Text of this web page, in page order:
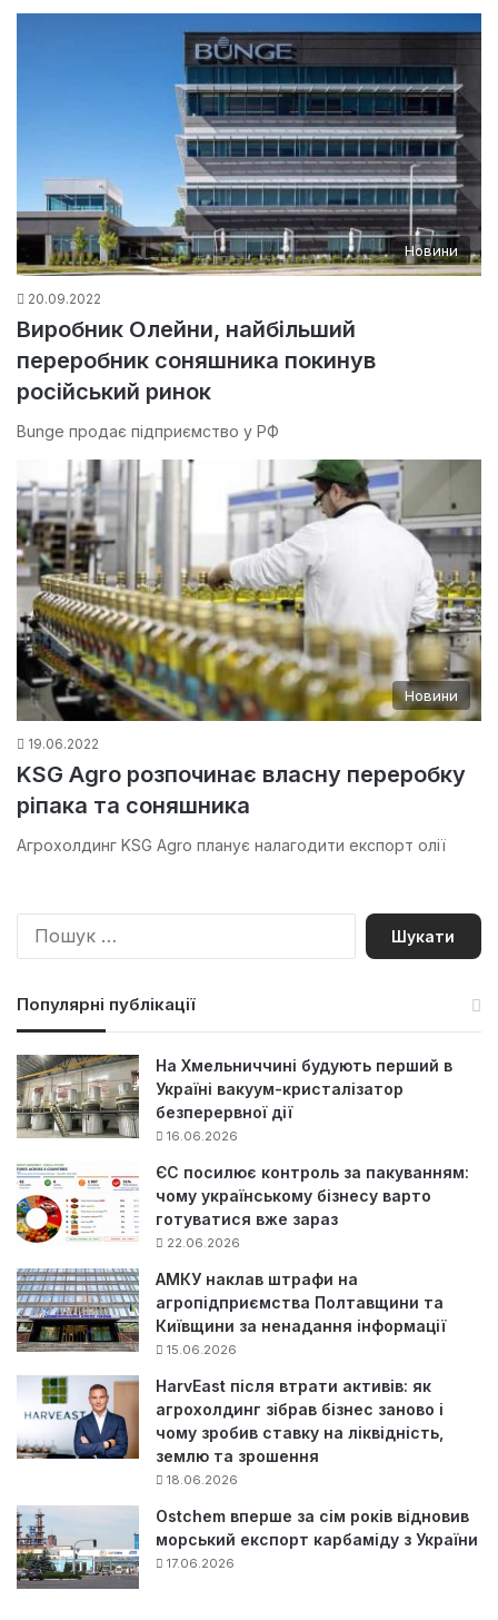
Новини
20.09.2022
Виробник Олейни, найбільший
переробник соняшника покинув
російський ринок
Bunge продає підприємство у РФ
Новини
19.06.2022
KSG Agro розпочинає власну переробку
ріпака та соняшника
Агрохолдинг KSG Agro планує налагодити експорт олії
П
Популярні публікації
На Хмельниччині будують перший в
Україні вакуум-кристалізатор
безперервної дії
16.06.2026
ЄС посилює контроль за пакуванням:
чому українському бізнесу варто
готуватися вже зараз
22.06.2026
АМКУ наклав штрафи на
агропідприємства Полтавщини та
Київщини за ненадання інформації
15.06.2026
HarvEast після втрати активів: як
агрохолдинг зібрав бізнес заново і
чому зробив ставку на ліквідність,
землю та зрошення
18.06.2026
Ostchem вперше за сім років відновив
морський експорт карбаміду з України
17.06.2026